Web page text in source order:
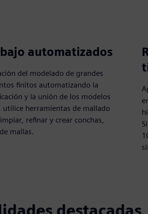
automatizados
del modelado de grandes
finitos automatizando la
y la unión de los modelos
utilice herramientas de mallado
refinar y crear conchas,
mallas.